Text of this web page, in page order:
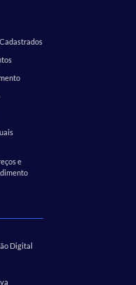
e
Digital